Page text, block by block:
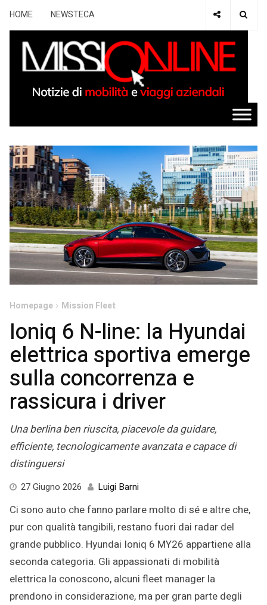
HOME NEWSTECA
Homepage Mission Fleet
Ioniq 6 N-line: la Hyundai
elettrica sportiva emerge
sulla concorrenza e
rassicura i driver
Una berlina ben riuscita, piacevole da guidare,
efficiente, tecnologicamente avanzata e capace di
distinguersi
27 Giugno 2026 27
2026
Luigi Barni
Ci sono auto che fanno parlare molto di sé e altre che,
pur con qualità tangibili, restano fuori dai radar del
grande pubblico. Hyundai Ioniq 6 MY26 appartiene alla
seconda categoria. Gli appassionati di mobilità
elettrica la conoscono, alcuni fleet manager la
prendono in considerazione, ma per gran parte degli